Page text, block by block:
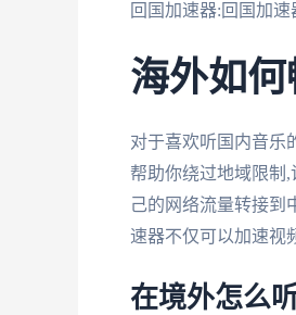
回国加速器:回国加
海外如
对于喜欢听国内音乐
帮助你绕过地域限制
己的网络流量转接到
速器不仅可以加速视
在境外怎么